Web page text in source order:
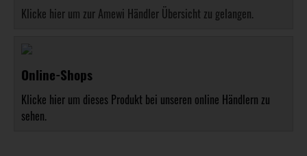
Klicke hier um zur Amewi Händler Übersicht zu gelangen.
Online-Shops
Klicke hier um dieses Produkt bei unseren online Händlern zu
sehen.